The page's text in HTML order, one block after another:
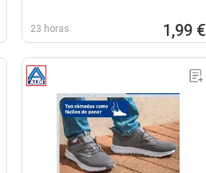
23 horas 1,99 €